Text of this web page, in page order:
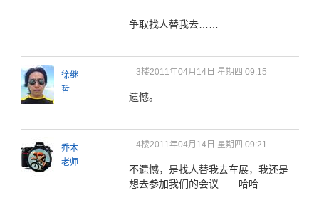
争取找人替我去……
徐继
哲
3楼2011年04月14日 星期四 09:15
遗憾。
乔木
老师
4楼2011年04月14日 星期四 09:21
不遗憾，是找人替我去车展，我还是
想去参加我们的会议……哈哈